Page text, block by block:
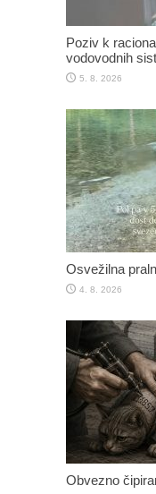
Poziv k
vodovodnih
5. 8. 2026
Osvežilna
4. 8. 2026
Obvezno